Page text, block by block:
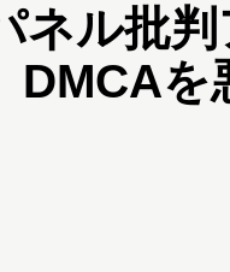
ネル批
DMCA